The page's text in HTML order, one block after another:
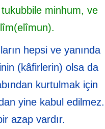
minhum, ve
hepsi ve yanında
(kâfirlerin) olsa da
kurtulmak için
yine kabul edilmez.
azap vardır.